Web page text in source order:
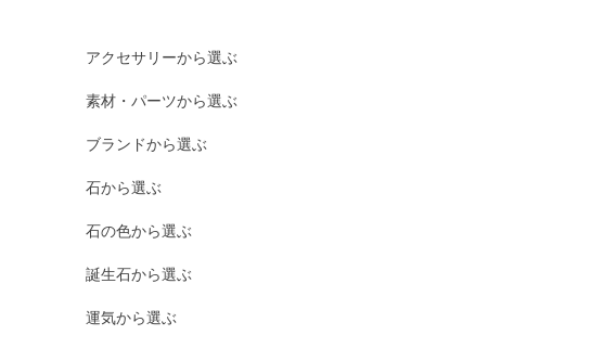
アクセサリーから選ぶ
素材・パーツから選ぶ
ブランドから選ぶ
石から選ぶ
石の色から選ぶ
誕生石から選ぶ
運気から選ぶ